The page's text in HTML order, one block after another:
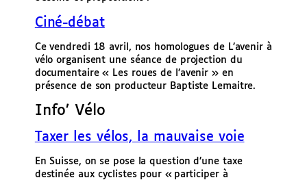
Ciné-débat
Ce vendredi 18 avril, nos homologues de L’avenir à
vélo organisent une séance de projection du
documentaire « Les roues de l’avenir » en
présence de son producteur Baptiste Lemaitre.
Info’ Vélo
Taxer les vélos, la mauvaise voie
En Suisse, on se pose la question d’une taxe
destinée aux cyclistes pour « participer à